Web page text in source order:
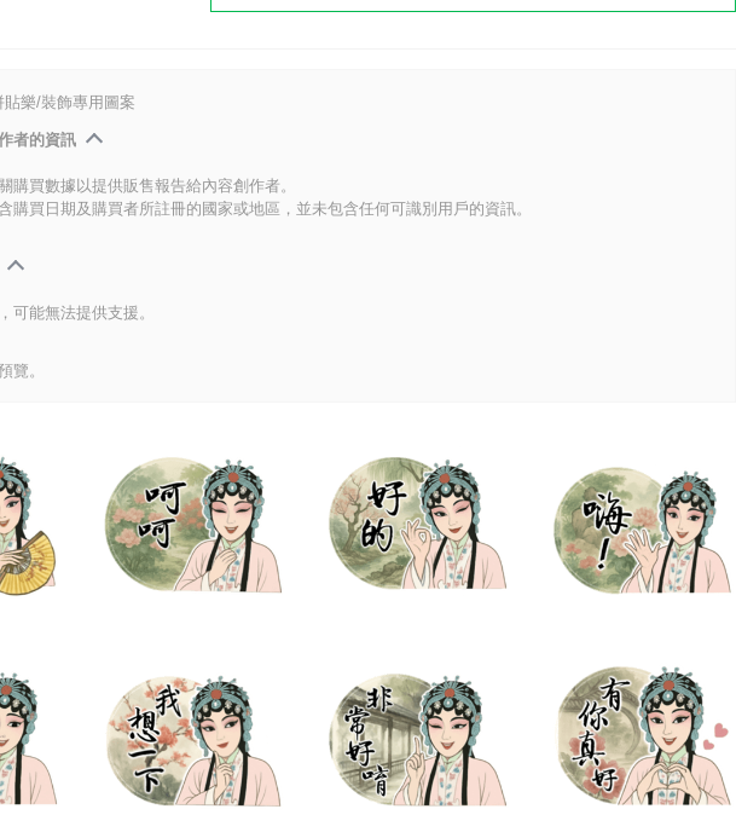
貼樂/裝飾專用圖案
者的資訊
購買數據以提供販售報告給內容創作者。
購買日期及購買者所註冊的國家或地區，並未包含任何可識別用戶的資訊。
可能無法提供支援。
覽。